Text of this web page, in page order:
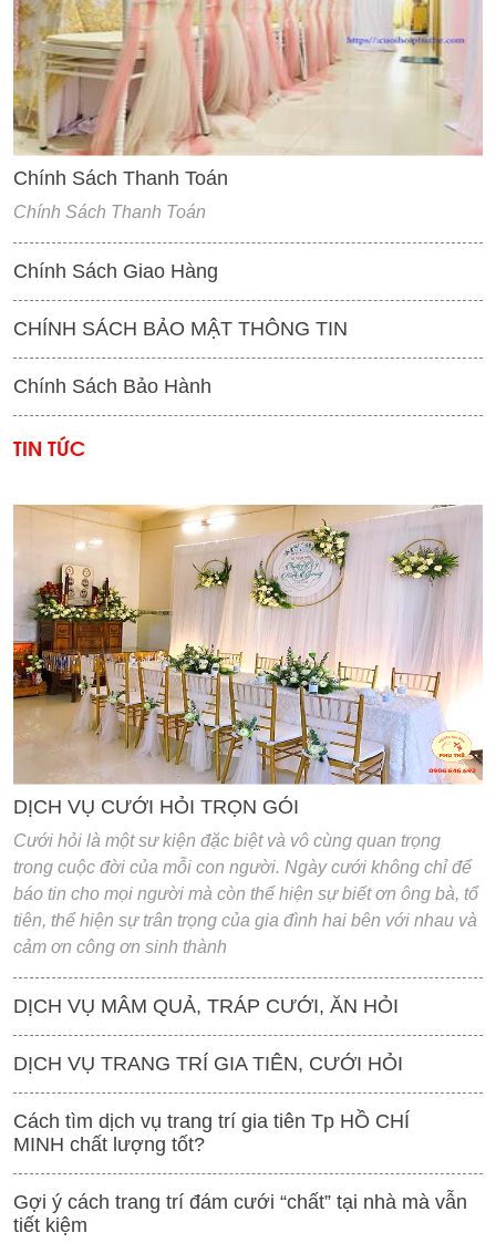
'
Chính Sách Thanh Toán
Chính Sách Thanh Toán
Chính Sách Giao Hàng
CHÍNH SÁCH BẢO MẬT THÔNG TIN
Chính Sách Bảo Hành
TIN TỨC
'
DỊCH VỤ CƯỚI HỎI TRỌN GÓI
Cưới hỏi là một sư kiện đặc biệt và vô cùng quan trọng
trong cuộc đời của mỗi con người. Ngày cưới không chỉ để
báo tin cho mọi người mà còn thể hiện sự biết ơn ông bà, tổ
tiên, thể hiện sự trân trọng của gia đình hai bên với nhau và
cảm ơn công ơn sinh thành
DỊCH VỤ MÂM QUẢ, TRÁP CƯỚI, ĂN HỎI
DỊCH VỤ TRANG TRÍ GIA TIÊN, CƯỚI HỎI
Cách tìm dịch vụ trang trí gia tiên Tp HỒ CHÍ
MINH chất lượng tốt?
Gợi ý cách trang trí đám cưới “chất” tại nhà mà vẫn
tiết kiệm